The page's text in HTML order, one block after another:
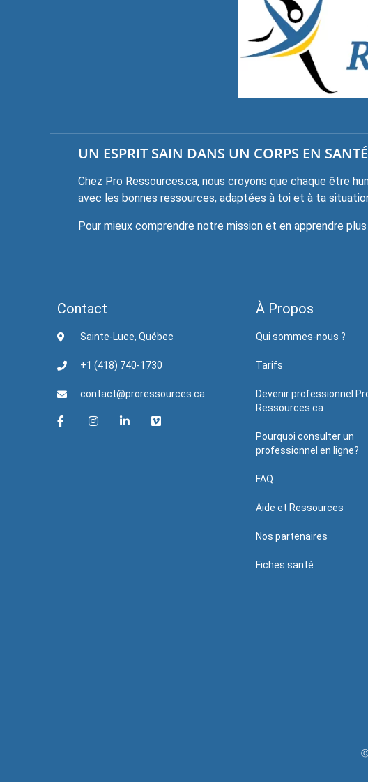
UN ESPRIT SAIN DANS UN CORPS EN
Chez Pro Ressources.ca, nous croyons que chaque être
avec les bonnes ressources, adaptées à toi et à ta
Pour mieux comprendre notre mission et en apprendre
Contact
Sainte-Luce, Québec
+1 (418) 740-1730
contact@proressources.ca
À Propos
Qui sommes-nous ?
Tarifs
Devenir professionnel
Ressources.ca
Pourquoi consulter un
professionnel en ligne?
FAQ
Aide et Ressources
Nos partenaires
Fiches santé
Ⓒ